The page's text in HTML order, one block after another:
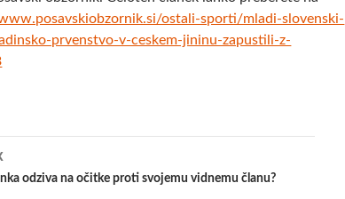
ostali-sporti/mladi-slovenski-
prvenstvo-v-ceskem-jininu-zapustili-z-
odziva na očitke proti svojemu vidnemu članu?